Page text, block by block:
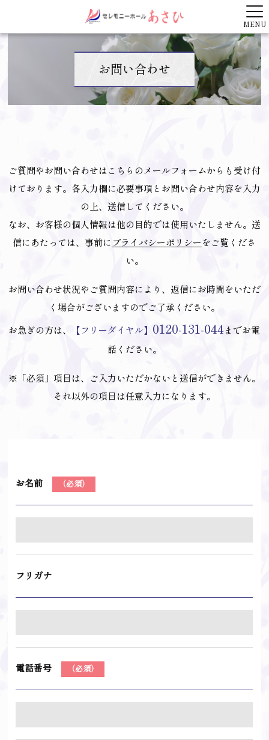
MENU
お問い合わせ
ご質問やお問い合わせはこちらのメールフォームからも受け付
けております。各入力欄に必要事項とお問い合わせ内容を入力
の上、送信してください。
なお、お客様の個人情報は他の目的では使用いたしません。送
信にあたっては、事前に プライバシーポリシー をご覧くださ
い。
お問い合わせ状況やご質問内容により、返信にお時間をいただ
く場合がございますのでご了承ください。
お急ぎの方は、 【フリーダイヤル】 0120-131-044 までお電
話ください。
※「必須」項目は、ご入力いただかないと送信ができません。
それ以外の項目は任意入力になります。
お名前 （必須）
フリガナ
電話番号 （必須）